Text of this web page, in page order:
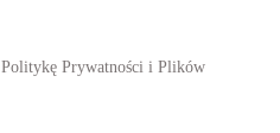
Politykę Prywatności i Plików